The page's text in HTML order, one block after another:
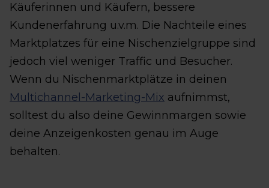
Käuferinnen und Käufern, bessere
Kundenerfahrung u.v.m. Die Nachteile eines
Marktplatzes für eine Nischenzielgruppe sind
jedoch viel weniger Traffic und Besucher.
Wenn du Nischenmarktplätze in deinen
Multichannel-Marketing-Mix aufnimmst,
solltest du also deine Gewinnmargen sowie
deine Anzeigenkosten genau im Auge
behalten.